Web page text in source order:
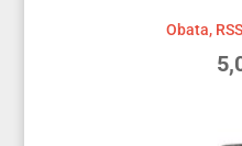
Obata,